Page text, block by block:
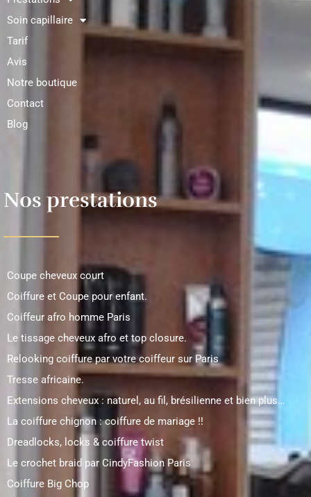
Soin capillaire
Tarif
Avis
Notre boutique
Contact
Blog
Nos prestations
Coupe cheveux court
Coiffure et Coupe pour enfant.
Coiffeur afro homme Paris
Le tissage cheveux afro et top closure.
Relooking coiffure par votre coiffeur sur Paris
Tresse africaine.
Extensions cheveux : naturel, au fil, brésilienne et bien plus…
La coiffure chignon : coiffure de mariage !!
Dreadlocks, locks & coiffure twist
Le crochet braid par CindyFashion Paris
Coiffure Big Chop